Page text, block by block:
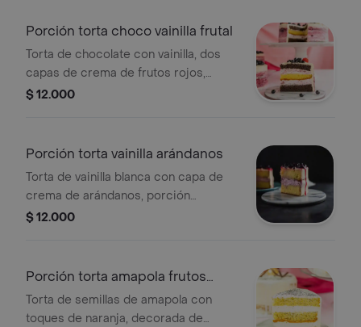
Porción torta choco vainilla frutal
Torta de chocolate con vainilla, dos
capas de crema de frutos rojos,
crema, mermelada de frutos rojos,
$ 12.000
Porción torta vainilla arándanos
Torta de vainilla blanca con capa de
crema de arándanos, porción
personal.
$ 12.000
Porción torta amapola frutos
amarillos
Torta de semillas de amapola con
toques de naranja, decorada de